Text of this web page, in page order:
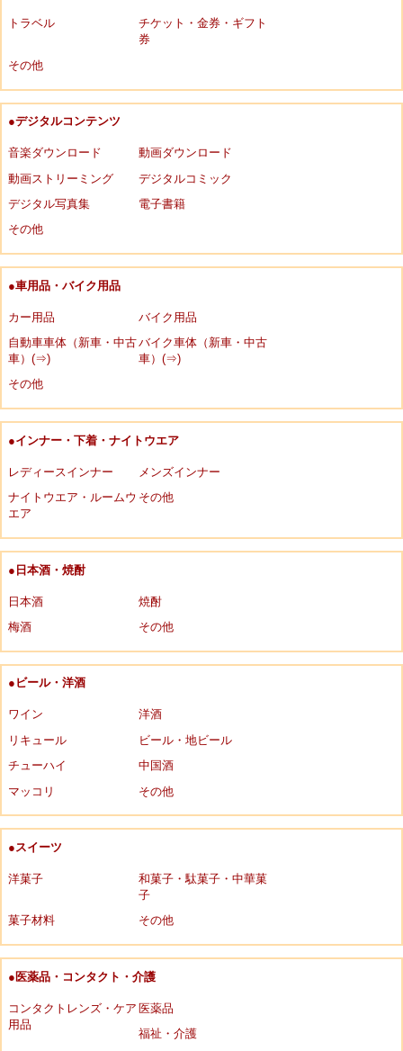
トラベル
チケット・金券・ギフト
券
その他
●デジタルコンテンツ
音楽ダウンロード
動画ダウンロード
動画ストリーミング
デジタルコミック
デジタル写真集
電子書籍
その他
●車用品・バイク用品
カー用品
バイク用品
自動車車体（新車・中古
車）(⇒)
バイク車体（新車・中古
車）(⇒)
その他
●インナー・下着・ナイトウエア
レディースインナー
メンズインナー
ナイトウエア・ルームウ
エア
その他
●日本酒・焼酎
日本酒
焼酎
梅酒
その他
●ビール・洋酒
ワイン
洋酒
リキュール
ビール・地ビール
チューハイ
中国酒
マッコリ
その他
●スイーツ
洋菓子
和菓子・駄菓子・中華菓
子
菓子材料
その他
●医薬品・コンタクト・介護
コンタクトレンズ・ケア
用品
医薬品
福祉・介護